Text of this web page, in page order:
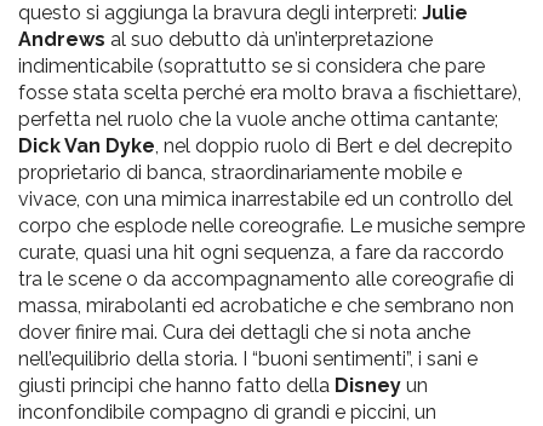
questo si aggiunga la bravura degli interpreti: Julie
Andrews al suo debutto dà un’interpretazione
indimenticabile (soprattutto se si considera che pare
fosse stata scelta perché era molto brava a fischiettare),
perfetta nel ruolo che la vuole anche ottima cantante;
Dick Van Dyke, nel doppio ruolo di Bert e del decrepito
proprietario di banca, straordinariamente mobile e
vivace, con una mimica inarrestabile ed un controllo del
corpo che esplode nelle coreografie. Le musiche sempre
curate, quasi una hit ogni sequenza, a fare da raccordo
tra le scene o da accompagnamento alle coreografie di
massa, mirabolanti ed acrobatiche e che sembrano non
dover finire mai. Cura dei dettagli che si nota anche
nell’equilibrio della storia. I “buoni sentimenti”, i sani e
giusti principi che hanno fatto della Disney un
inconfondibile compagno di grandi e piccini, un